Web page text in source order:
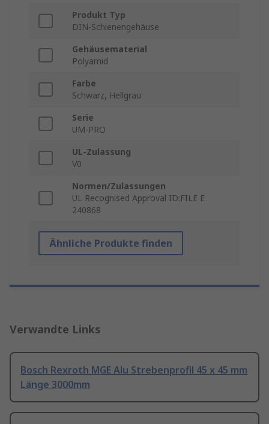
Produkt Typ
DIN-Schienengehäuse
Gehäusematerial
Polyamid
Farbe
Schwarz, Hellgrau
Serie
UM-PRO
UL-Zulassung
V0
Normen/Zulassungen
UL Recognised Approval ID:FILE E
240868
Ähnliche Produkte finden
Verwandte Links
Bosch Rexroth MGE Alu Strebenprofil 45 x 45 mm
Länge 3000mm